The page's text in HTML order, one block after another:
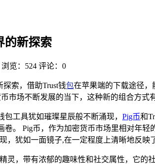
的新探索
浏览：524 评论：0
索，借助Trust钱包在苹果端的下载途径，
市场不断发展的当下，这种新的组合方式
工具犹如璀璨星辰般不断涌现， Pig币和
。 Pig币，作为加密货币市场里相对年
犹如一面镜子,在一定程度上清晰地反映
灵，带有浓郁的趣味性和社交属性，它